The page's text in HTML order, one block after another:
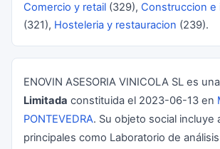
Comercio y retail (329), Construccion e
(321), Hosteleria y restauracion (239).
ENOVIN ASESORIA VINICOLA SL es una
Limitada constituida el 2023-06-13 en
PONTEVEDRA. Su objeto social incluye
principales como Laboratorio de